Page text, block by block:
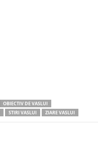
OBIECTIV DE VASLUI
STIRI VASLUI ZIARE VASLUI